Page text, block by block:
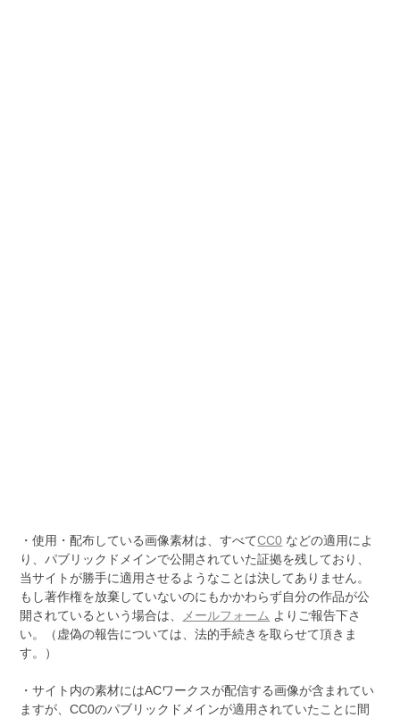
・使用・配布している画像素材は、すべてCC0 などの適用によ
り、パブリックドメインで公開されていた証拠を残しており、
当サイトが勝手に適用させるようなことは決してありません。
もし著作権を放棄していないのにもかかわらず自分の作品が公
開されているという場合は、 メールフォーム よりご報告下さ
い。（虚偽の報告については、法的手続きを取らせて頂きま
す。）
・サイト内の素材にはACワークスが配信する画像が含まれてい
ますが、CC0のパブリックドメインが適用されていたことに間